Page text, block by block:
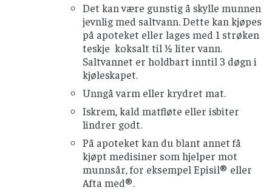
Det kan være gunstig å skylle munnen
jevnlig med saltvann. Dette kan kjøpes
på apoteket eller lages med 1 strøken
teskje koksalt til ½ liter vann.
Saltvannet er holdbart inntil 3 døgn i
kjøleskapet.
Unngå varm eller krydret mat.
Iskrem, kald matfløte eller isbiter
lindrer godt.
På apoteket kan du blant annet få
kjøpt medisiner som hjelper mot
munnsår, for eksempel Episil® eller
Afta med®.